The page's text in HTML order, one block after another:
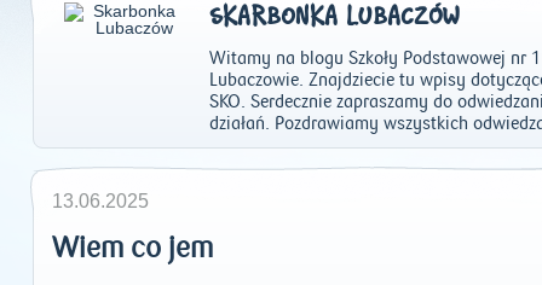
SKARBONKA LUBACZÓW
Witamy na blogu Szkoły Podstawowej nr
Lubaczowie. Znajdziecie tu wpisy
SKO. Serdecznie zapraszamy do
działań. Pozdrawiamy wszystkich
13.06.2025
Wiem co jem